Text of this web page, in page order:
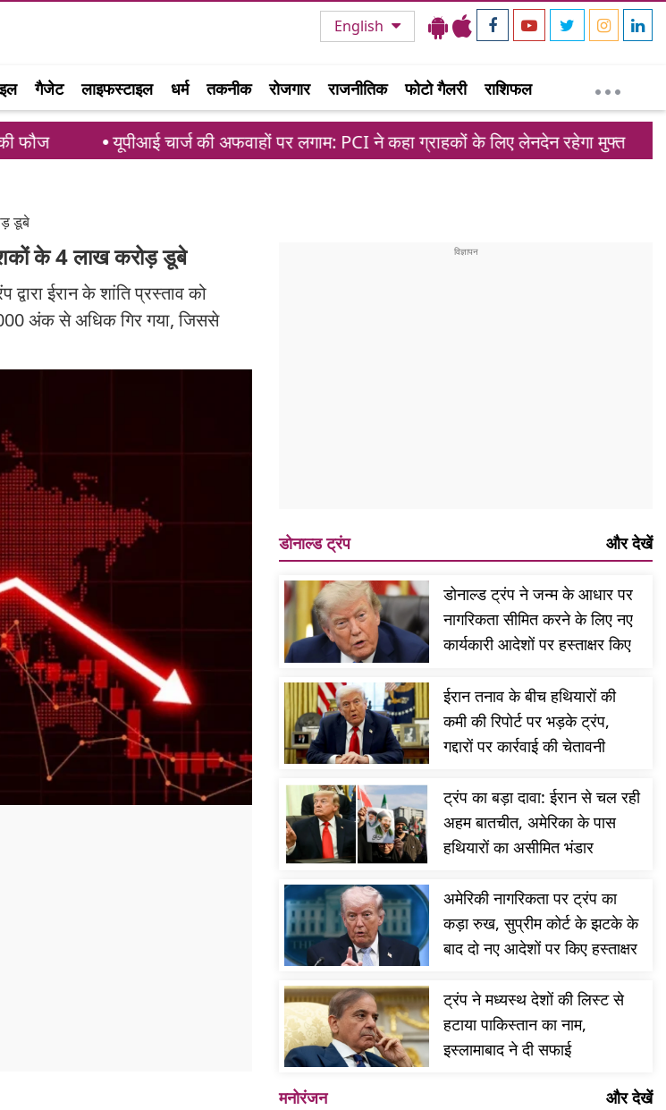
English
गैजेट लाइफस्टाइल धर्म तकनीक रोजगार राजनीतिक फोटो गैलरी राशिफल
यूपीआई चार्ज की अफवाहों पर लगाम: PCI ने कहा ग्राहकों के लिए लेनदेन रहेगा मुफ्त मोहम्मद
डूबे
के 4 लाख करोड़ डूबे
ईरान के शांति प्रस्ताव को
अंक से अधिक गिर गया, जिससे
डोनाल्ड ट्रंप और देखें
डोनाल्ड ट्रंप ने जन्म के आधार पर
नागरिकता सीमित करने के लिए नए
कार्यकारी आदेशों पर हस्ताक्षर किए
ईरान तनाव के बीच हथियारों की
कमी की रिपोर्ट पर भड़के ट्रंप,
गद्दारों पर कार्रवाई की चेतावनी
ट्रंप का बड़ा दावा: ईरान से चल रही
अहम बातचीत, अमेरिका के पास
हथियारों का असीमित भंडार
अमेरिकी नागरिकता पर ट्रंप का
कड़ा रुख, सुप्रीम कोर्ट के झटके के
बाद दो नए आदेशों पर किए हस्ताक्षर
ट्रंप ने मध्यस्थ देशों की लिस्ट से
हटाया पाकिस्तान का नाम,
इस्लामाबाद ने दी सफाई
मनोरंजन और देखें